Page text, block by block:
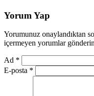
Yorum Yap
Yorumunuz onaylandıktan
içermeyen yorumlar
Ad *
E-posta *